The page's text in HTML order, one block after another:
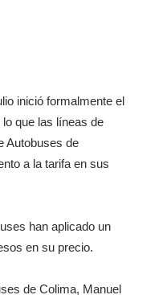
inició formalmente el
que las líneas de
Autobuses de
a la tarifa en sus
han aplicado un
en su precio.
de Colima, Manuel